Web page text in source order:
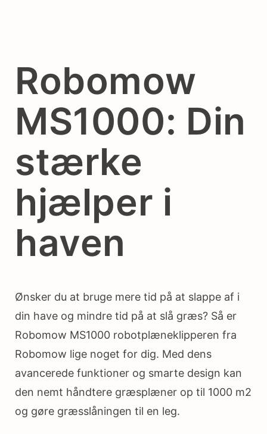
Robomow
MS1000: Din
stærke
hjælper i
haven
Ønsker du at bruge mere tid på at slappe af i
din have og mindre tid på at slå græs? Så er
Robomow MS1000 robotplæneklipperen fra
Robomow lige noget for dig. Med dens
avancerede funktioner og smarte design kan
den nemt håndtere græsplæner op til 1000 m2
og gøre græsslåningen til en leg.